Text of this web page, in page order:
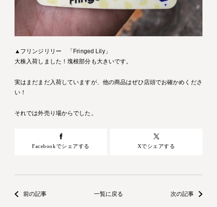
▲フリンジリリー 「Fringed Lily」
大株入荷しました！塊根部分も大きいです。
実はまだまだ入荷していますが、他の商品はぜひ店頭でお確かめくださ
い！
それでは外売り場からでした。
Facebookでシェアする Xでシェアする
前の記事 一覧に戻る 次の記事